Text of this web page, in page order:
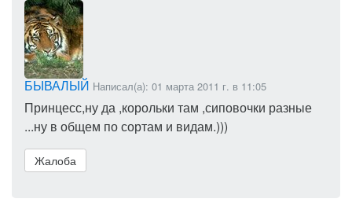
БЫВАЛЫЙ Написал(а): 01 марта 2011 г. в 11:05
Принцесс,ну да ,корольки там ,сиповочки разные
...ну в общем по сортам и видам.)))
Жалоба